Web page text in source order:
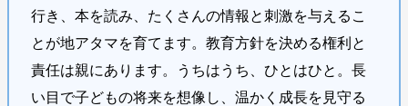
行き、本を読み、たくさんの情報と刺激を与えるこ
とが地アタマを育てます。教育方針を決める権利と
責任は親にあります。うちはうち、ひとはひと。長
い目で子どもの将来を想像し、温かく成長を見守る